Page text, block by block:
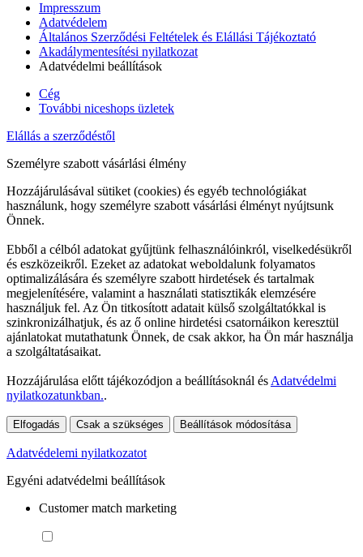
Impresszum
Adatvédelem
Általános Szerződési Feltételek és Elállási Tájékoztató
Akadálymentesítési nyilatkozat
Adatvédelmi beállítások
Cég
További niceshops üzletek
Elállás a szerződéstől
Személyre szabott vásárlási élmény
Hozzájárulásával sütiket (cookies) és egyéb technológiákat
használunk, hogy személyre szabott vásárlási élményt nyújtsunk
Önnek.
Ebből a célból adatokat gyűjtünk felhasználóinkról, viselkedésükről
és eszközeikről. Ezeket az adatokat weboldalunk folyamatos
optimalizálására és személyre szabott hirdetések és tartalmak
megjelenítésére, valamint a használati statisztikák elemzésére
használjuk fel. Az Ön titkosított adatait külső szolgáltatókkal is
szinkronizálhatjuk, és az ő online hirdetési csatornáikon keresztül
ajánlatokat mutathatunk Önnek, de csak akkor, ha Ön már használja
a szolgáltatásaikat.
Hozzájárulása előtt tájékozódjon a beállításoknál és Adatvédelmi
nyilatkozatunkban..
Elfogadás Csak a szükséges Beállítások módosítása
Adatvédelemi nyilatkozatot
Egyéni adatvédelmi beállítások
Customer match marketing